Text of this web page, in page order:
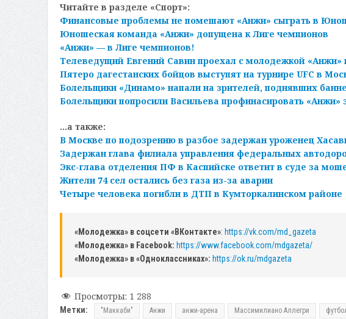
Читайте в разделе «Спорт»:
Финансовые проблемы не помешают «Анжи» сыграть в
Юношеская команда «Анжи» допущена к Лиге чемпионов
«Анжи» — в Лиге чемпионов!
Телеведущий Евгений Савин проехал с молодежкой «Анжи»
Пятеро дагестанских бойцов выступят на турнире UFC в
Болельщики «Динамо» напали на зрителей, поднявших
Болельщики попросили Васильева профинасировать «Анжи»
…а также:
В Москве по подозрению в разбое задержан уроженец
Задержан глава филиала управления федеральных
Экс-глава отделения ПФ в Каспийске ответит в суде за
Жители 74 сел остались без газа из-за аварии
Четыре человека погибли в ДТП в Кумторкалинском районе
«Молодежка» в соцсети «ВКонтакте»: https://vk.com/md_gazeta
«Молодежка» в Facebook: https://www.facebook.com/mdgazeta/
«Молодежка» в «Одноклассниках»: https://ok.ru/mdgazeta
Просмотры: 1 288
Метки: "Маккаби" Анжи анжи-арена Массимилиано Аллегри